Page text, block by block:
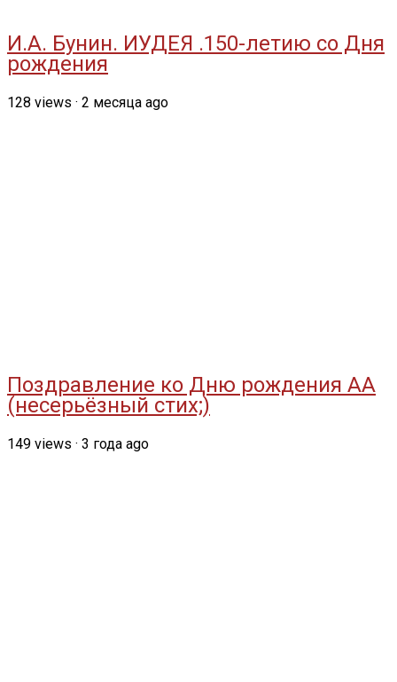
И.А. Бунин. ИУДЕЯ .150-летию со Дня
рождения
128 views · 2 месяца ago
Поздравление ко Дню рождения АА
(несерьёзный стих;)
149 views · 3 года ago